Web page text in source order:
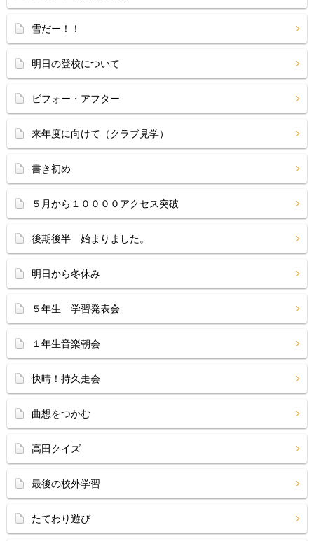
雪だー！！
明日の登校について
ビフォー・アフター
来年度に向けて（クラブ見学）
書き初め
５月から１００００アクセス突破
後期後半 始まりました。
明日から冬休み
５年生 学習発表会
１年生音楽朝会
快晴！持久走会
曲想をつかむ
高田クイズ
最後の校外学習
たてわり遊び